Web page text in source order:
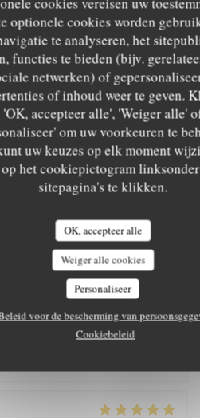
optionele cookies worden
te analyseren, het
functies te bieden (bijv.
netwerken) of
of inhoud weer te geven.
'OK, accepteer alle', 'Weiger alle'
om uw voorkeuren te
uw keuzes op elk moment
het cookiepictogram
sitepagina's te klikken.
OK, accepteer alle
Weiger alle cookies
Personaliseer
voor de bescherming van
Cookiebeleid
Keuken : Kwaliteit / Prijs /5
soirée. Accueil chaleureux, les
Keuken:5/5 Kwaliteit / Prijs: 5 /5